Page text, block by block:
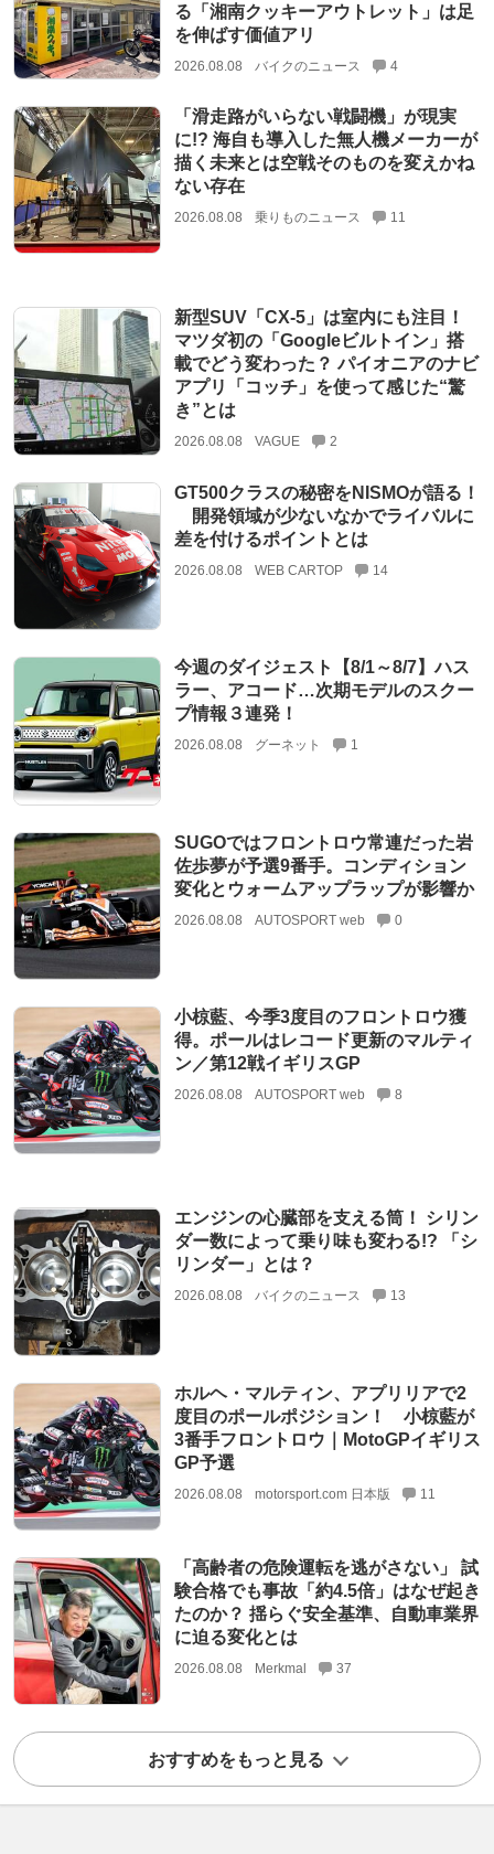
る「湘南クッキーアウトレット」は足
を伸ばす価値アリ
2026.08.08 バイクのニュース 4
「滑走路がいらない戦闘機」が現実
に!? 海自も導入した無人機メーカーが
描く未来とは空戦そのものを変えかね
ない存在
2026.08.08 乗りものニュース 11
新型SUV「CX-5」は室内にも注目！
マツダ初の「Googleビルトイン」搭
載でどう変わった？ パイオニアのナビ
アプリ「コッチ」を使って感じた“驚
き”とは
2026.08.08 VAGUE 2
GT500クラスの秘密をNISMOが語る！
開発領域が少ないなかでライバルに
差を付けるポイントとは
2026.08.08 WEB CARTOP 14
今週のダイジェスト【8/1～8/7】ハス
ラー、アコード…次期モデルのスクー
プ情報３連発！
2026.08.08 グーネット 1
SUGOではフロントロウ常連だった岩
佐歩夢が予選9番手。コンディション
変化とウォームアップラップが影響か
2026.08.08 AUTOSPORT web 0
小椋藍、今季3度目のフロントロウ獲
得。ポールはレコード更新のマルティ
ン／第12戦イギリスGP
2026.08.08 AUTOSPORT web 8
エンジンの心臓部を支える筒！ シリン
ダー数によって乗り味も変わる!? 「シ
リンダー」とは？
2026.08.08 バイクのニュース 13
ホルヘ・マルティン、アプリリアで2
度目のポールポジション！ 小椋藍が
3番手フロントロウ｜MotoGPイギリス
GP予選
2026.08.08 motorsport.com 日本版 11
「高齢者の危険運転を逃がさない」 試
験合格でも事故「約4.5倍」はなぜ起き
たのか？ 揺らぐ安全基準、自動車業界
に迫る変化とは
2026.08.08 Merkmal 37
おすすめをもっと見る